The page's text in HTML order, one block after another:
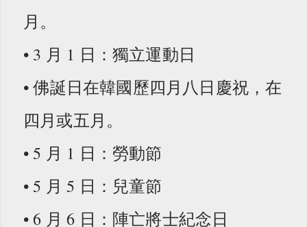
月。
• 3 月 1 日：獨立運動日
• 佛誕日在韓國歷四月八日慶祝，在
四月或五月。
• 5 月 1 日：勞動節
• 5 月 5 日：兒童節
• 6 月 6 日：陣亡將士紀念日